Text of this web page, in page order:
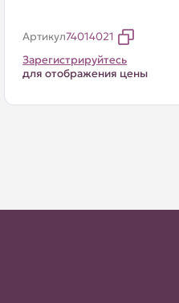
Артикул74014021
Зарегистрируйтесь
для отображения цены